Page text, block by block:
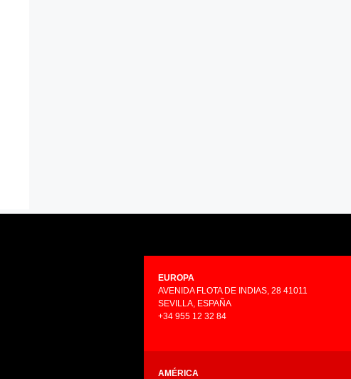
EUROPA
AVENIDA FLOTA DE INDIAS, 28 41011
SEVILLA, ESPAÑA
+34 955 12 32 84
AMÉRICA